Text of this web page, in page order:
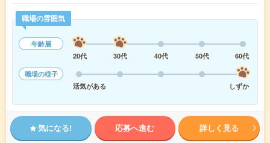
職場の雰囲気
年齢層
20代
30代 40代 50代
60代
職場の様子
活気がある
しずか
気になる! 応募へ進む 詳しく見る